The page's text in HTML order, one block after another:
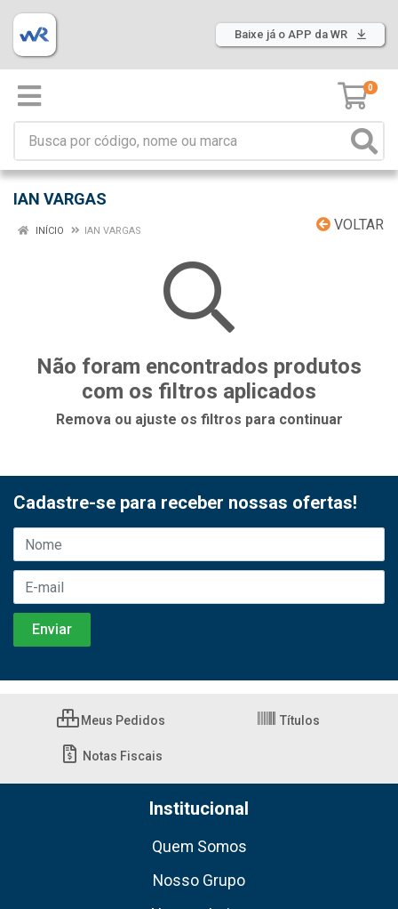
Baixe já o APP da WR
0
IAN VARGAS
VOLTAR
INÍCIO IAN VARGAS
Não foram encontrados produtos
com os filtros aplicados
Remova ou ajuste os filtros para continuar
Cadastre-se para receber nossas ofertas!
Meus Pedidos Títulos
Notas Fiscais
Institucional
Quem Somos
Nosso Grupo